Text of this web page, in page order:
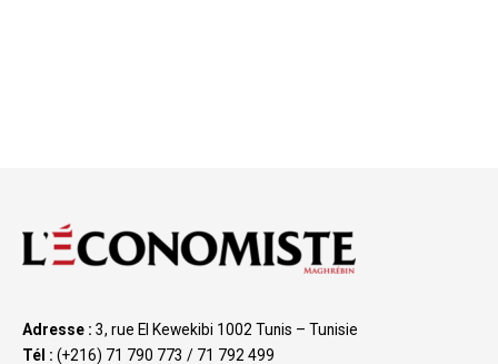
Adresse : 3, rue El Kewekibi 1002 Tunis – Tunisie
Tél : (+216) 71 790 773 / 71 792 499